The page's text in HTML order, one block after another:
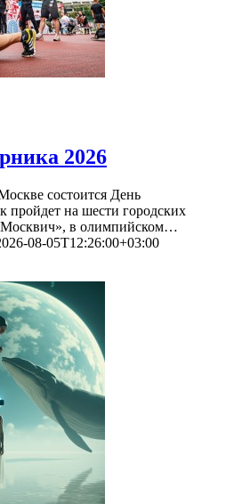
2026
состоится День
пройдет на шести городских
в олимпийском…
08-05T12:26:00+03:00